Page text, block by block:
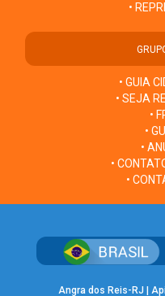
•
• GUIA
• SEJA
•
•
•
•
•
Angra dos Reis-RJ